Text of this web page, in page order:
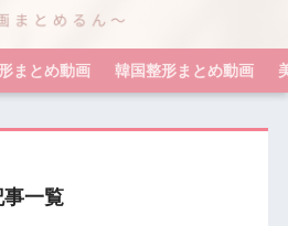
まとめ動画 韓国整形まとめ動画
事一覧